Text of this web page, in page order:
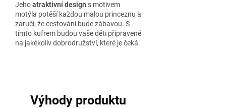
Jehoatraktivní design s motivem
motýla potěší každou malou princeznu a
zaručí, že cestování bude zábavou. S
tímto kufrem budou vaše děti připravené
na jakékoliv dobrodružství, které je čeká.
Výhody produktu